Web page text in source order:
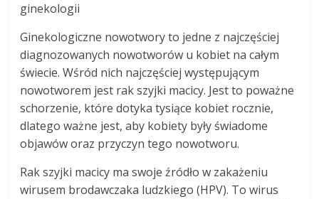
ginekologii
Ginekologiczne nowotwory to jedne z najczęściej
diagnozowanych nowotworów u kobiet na całym
świecie. Wśród nich najczęściej występującym
nowotworem jest rak szyjki macicy. Jest to poważne
schorzenie, które dotyka tysiące kobiet rocznie,
dlatego ważne jest, aby kobiety były świadome
objawów oraz przyczyn tego nowotworu.
Rak szyjki macicy ma swoje źródło w zakażeniu
wirusem brodawczaka ludzkiego (HPV). To wirus